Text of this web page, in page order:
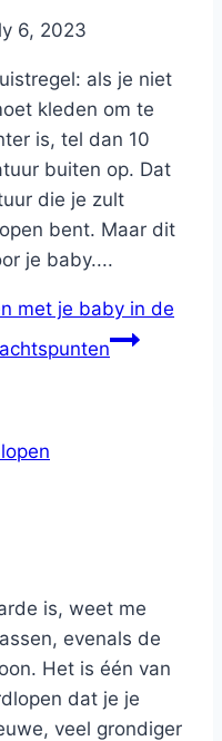
6, 2023
als je niet
kleden om te
is, tel dan 10
buiten op. Dat
die je zult
bent. Maar dit
je baby....
met je baby in de
is, weet me
evenals de
Het is één van
dat je je
veel grondiger